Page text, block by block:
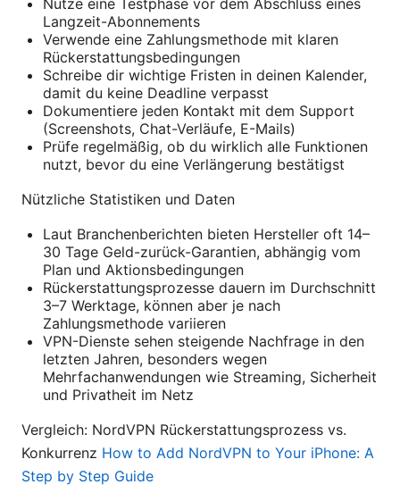
Nutze eine Testphase vor dem Abschluss eines
Langzeit-Abonnements
Verwende eine Zahlungsmethode mit klaren
Rückerstattungsbedingungen
Schreibe dir wichtige Fristen in deinen Kalender,
damit du keine Deadline verpasst
Dokumentiere jeden Kontakt mit dem Support
(Screenshots, Chat-Verläufe, E-Mails)
Prüfe regelmäßig, ob du wirklich alle Funktionen
nutzt, bevor du eine Verlängerung bestätigst
Nützliche Statistiken und Daten
Laut Branchenberichten bieten Hersteller oft 14–
30 Tage Geld-zurück-Garantien, abhängig vom
Plan und Aktionsbedingungen
Rückerstattungsprozesse dauern im Durchschnitt
3–7 Werktage, können aber je nach
Zahlungsmethode variieren
VPN-Dienste sehen steigende Nachfrage in den
letzten Jahren, besonders wegen
Mehrfachanwendungen wie Streaming, Sicherheit
und Privatheit im Netz
Vergleich: NordVPN Rückerstattungsprozess vs.
Konkurrenz How to Add NordVPN to Your iPhone: A
Step by Step Guide